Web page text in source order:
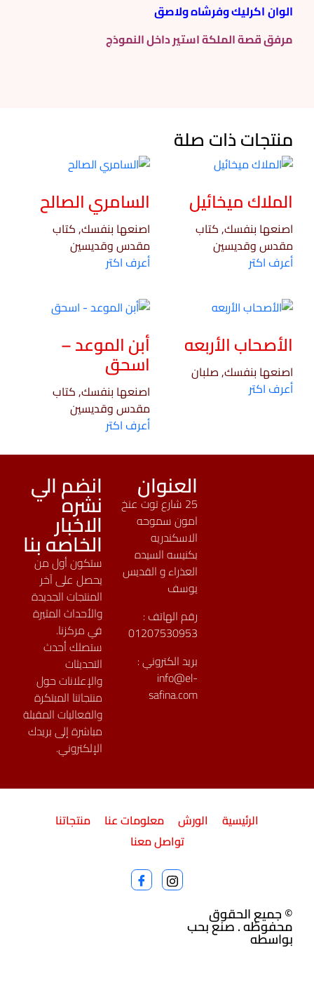
الوان اكرليك وفرشاه ولاصق
مرفق قصة الملكة استير داخل النموذج
منتجات ذات صلة
الملاك ميخائيل
اصنعها بنفسك, كتاب
مقدس وقديسين
أعرف اكتر
السامري الصالح
اصنعها بنفسك, كتاب
مقدس وقديسين
أعرف اكتر
الأصحاب الأربعه
اصنعها بنفسك, صلبان
أعرف اكتر
أبن الموعد –
اسحق
اصنعها بنفسك, كتاب
مقدس وقديسين
أعرف اكتر
العنوان
25 شارع توت عنخ
امون سموحه
الاسكندريه
بكنيسه السيده
العذراء و القديس
يوسف
رقم الهاتف :
01207530953
بريد الكتروني :
info@el-
safina.com
انضم الي
نشره
الاخبار
الخاصه بنا
ستكون أول من
يحصل على آخر
المنتجات الجديدة
والأحداث المثيرة
في مركزنا.
ستصلك أحدث
التحديثات
والإعلانات حول
منتجاتنا المبتكرة
والفعاليات المقبلة
مباشرة إلى بريدك
الإلكتروني.
© جميع الحقوق
محفوظه . صنع بحب
بواسطه
الرئيسية الورش معلومات عنا
منتجاتنا
تواصل معنا